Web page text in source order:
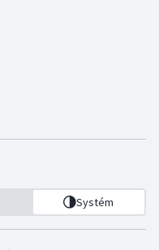
Systém